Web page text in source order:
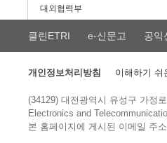
대외협력부
클린ETRI e-신문고 공익
개인정보처리방침 이해하기 쉬
(34129) 대전광역시 유성구 가정
Electronics and
본 홈페이지에 게시된 이메일 주